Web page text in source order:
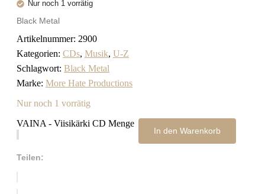
Nur noch 1 vorrätig
Black Metal
Artikelnummer: 2900
Kategorien: CDs, Musik, U-Z
Schlagwort: Black Metal
Marke: More Hate Productions
Nur noch 1 vorrätig
VAINA - Viisikärki CD Menge
In den Warenkorb
Teilen: